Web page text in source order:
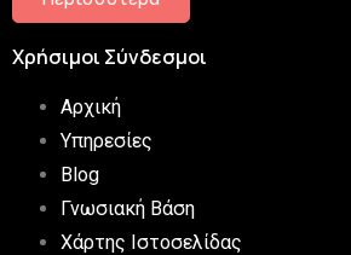
Χρήσιμοι Σύνδεσμοι
Αρχική
Υπηρεσίες
Blog
Γνωσιακή Βάση
Χάρτης Ιστοσελίδας